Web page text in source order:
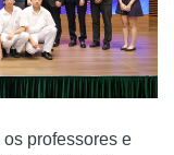
professores e